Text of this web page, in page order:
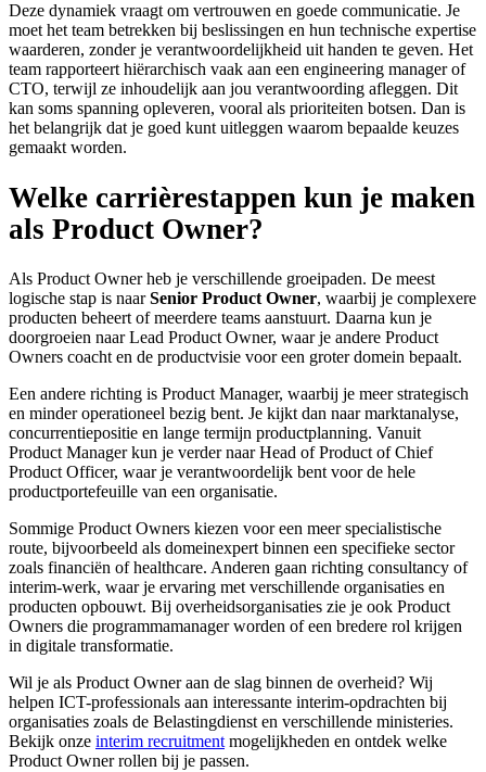
Deze dynamiek vraagt om vertrouwen en goede communicatie. Je
moet het team betrekken bij beslissingen en hun technische expertise
waarderen, zonder je verantwoordelijkheid uit handen te geven. Het
team rapporteert hiërarchisch vaak aan een engineering manager of
CTO, terwijl ze inhoudelijk aan jou verantwoording afleggen. Dit
kan soms spanning opleveren, vooral als prioriteiten botsen. Dan is
het belangrijk dat je goed kunt uitleggen waarom bepaalde keuzes
gemaakt worden.
Welke carrièrestappen kun je maken
als Product Owner?
Als Product Owner heb je verschillende groeipaden. De meest
logische stap is naarSenior Product Owner, waarbij je complexere
producten beheert of meerdere teams aanstuurt. Daarna kun je
doorgroeien naar Lead Product Owner, waar je andere Product
Owners coacht en de productvisie voor een groter domein bepaalt.
Een andere richting is Product Manager, waarbij je meer strategisch
en minder operationeel bezig bent. Je kijkt dan naar marktanalyse,
concurrentiepositie en lange termijn productplanning. Vanuit
Product Manager kun je verder naar Head of Product of Chief
Product Officer, waar je verantwoordelijk bent voor de hele
productportefeuille van een organisatie.
Sommige Product Owners kiezen voor een meer specialistische
route, bijvoorbeeld als domeinexpert binnen een specifieke sector
zoals financiën of healthcare. Anderen gaan richting consultancy of
interim-werk, waar je ervaring met verschillende organisaties en
producten opbouwt. Bij overheidsorganisaties zie je ook Product
Owners die programmamanager worden of een bredere rol krijgen
in digitale transformatie.
Wil je als Product Owner aan de slag binnen de overheid? Wij
helpen ICT-professionals aan interessante interim-opdrachten bij
organisaties zoals de Belastingdienst en verschillende ministeries.
Bekijk onze interim recruitmentmogelijkheden en ontdek welke
Product Owner rollen bij je passen.